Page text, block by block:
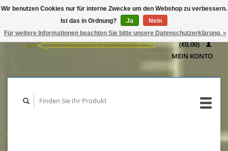
WARENKORB
(€0,00)
MEIN KONTO
Wir benutzen Cookies nur für interne Zwecke um den Webshop zu verbessern.
Ist das in Ordnung?
Ja
Nein
Für weitere Informationen beachten Sie bitte unsere Datenschutzerklärung. »